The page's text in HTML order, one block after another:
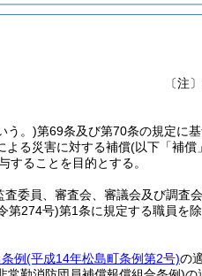
〔注
う。)第69条及び第70条の規定に
よる災害に対する補償(以下「補償
することを目的とする。
委員、審査会、審議会及び調査
第274号)第1条に規定する職員を
例(平成14年松島町条例第2号)の